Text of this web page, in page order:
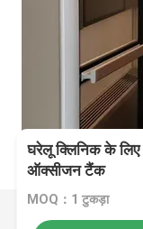
घरेलू क्लिनिक के लिए
ऑक्सीजन टैंक
MOQ：1 टुकड़ा